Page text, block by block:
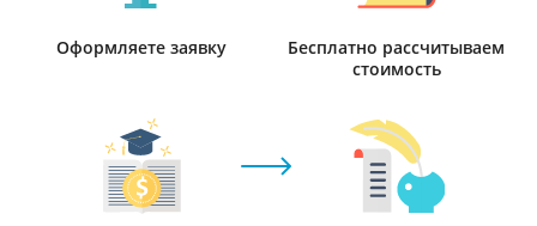
Оформляете заявку
Бесплатно рассчитываем
стоимость